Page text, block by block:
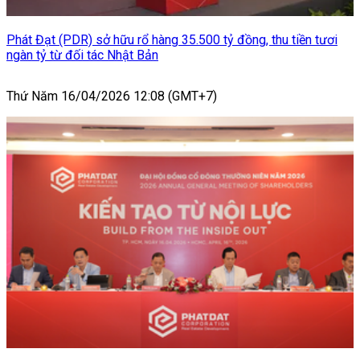
Phát Đạt (PDR) sở hữu rổ hàng 35.500 tỷ đồng, thu tiền tươi
ngàn tỷ từ đối tác Nhật Bản
Thứ Năm 16/04/2026 12:08 (GMT+7)